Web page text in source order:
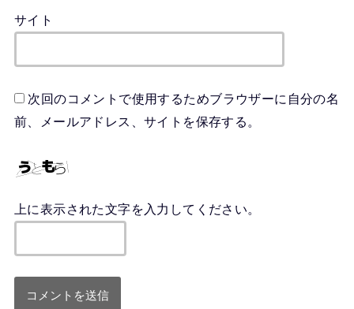
サイト
次回のコメントで使用するためブラウザーに自分の名
前、メールアドレス、サイトを保存する。
上に表示された文字を入力してください。